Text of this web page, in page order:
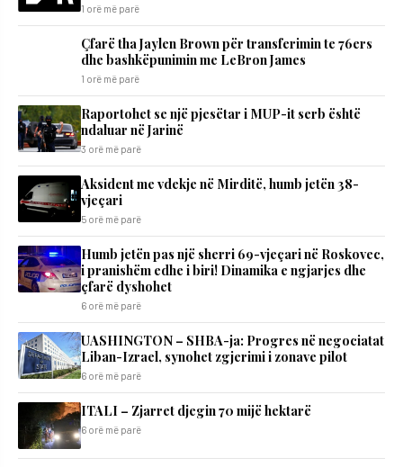
1 orë më parë
Çfarë tha Jaylen Brown për transferimin te 76ers
dhe bashkëpunimin me LeBron James
1 orë më parë
Raportohet se një pjesëtar i MUP-it serb është
ndaluar në Jarinë
3 orë më parë
Aksident me vdekje në Mirditë, humb jetën 38-
vjeçari
5 orë më parë
Humb jetën pas një sherri 69-vjeçari në Roskovec,
i pranishëm edhe i biri! Dinamika e ngjarjes dhe
çfarë dyshohet
6 orë më parë
UASHINGTON – SHBA-ja: Progres në negociatat
Liban-Izrael, synohet zgjerimi i zonave pilot
6 orë më parë
ITALI – Zjarret djegin 70 mijë hektarë
6 orë më parë